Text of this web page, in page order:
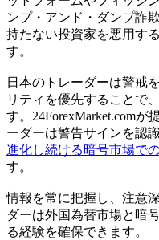
ンプ・アンド・ダンプ詐
持たない投資家を悪用す
す。
日本のトレーダーは警戒
リティを優先することで
す。24ForexMarket.com
ーダーは警告サインを認
進化し続ける暗号市場で
す。
情報を常に把握し、注意
ダーは外国為替市場と暗
る経験を確保できます。